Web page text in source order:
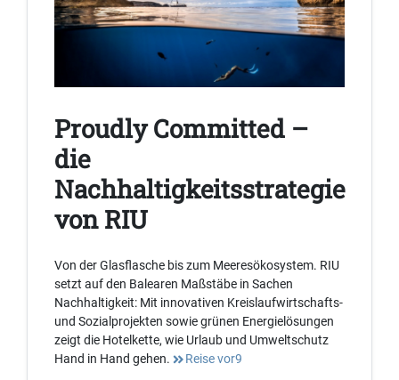
Proudly Committed –
die
Nachhaltigkeitsstrategie
von RIU
Von der Glasflasche bis zum Meeresökosystem. RIU
setzt auf den Balearen Maßstäbe in Sachen
Nachhaltigkeit: Mit innovativen Kreislaufwirtschafts-
und Sozialprojekten sowie grünen Energielösungen
zeigt die Hotelkette, wie Urlaub und Umweltschutz
Hand in Hand gehen.
Reise vor9